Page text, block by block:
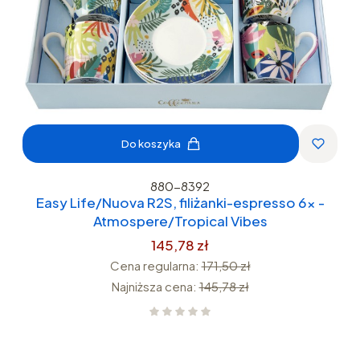
Do koszyka
880-8392
Easy Life/Nuova R2S, filiżanki-espresso 6x -
Atmospere/Tropical Vibes
145,78 zł
Cena regularna: 171,50 zł
Najniższa cena: 145,78 zł